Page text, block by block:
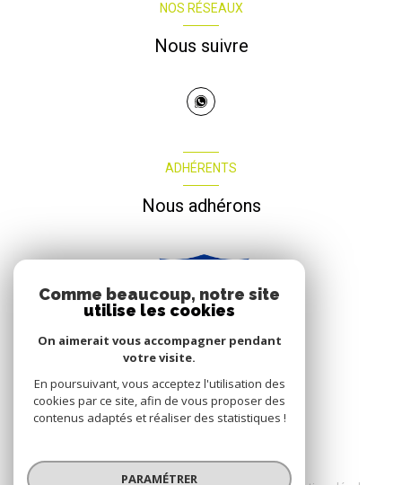
NOS RÉSEAUX
Nous suivre
ADHÉRENTS
Nous adhérons
© 2026 | Tous droits réservés
Comme beaucoup, notre site
utilise les cookies
On aimerait vous accompagner pendant
votre visite.
En poursuivant, vous acceptez l'utilisation des
cookies par ce site, afin de vous proposer des
contenus adaptés et réaliser des statistiques !
PARAMÉTRER